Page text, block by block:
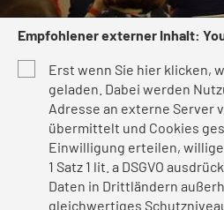
Empfohlener externer Inhalt:
Erst wenn Sie hier klicken,
geladen. Dabei werden
Adresse an externe Server
übermittelt und Cookies
Einwilligung erteilen,
1 Satz 1 lit. a DSGVO
Daten in Drittländern
gleichwertiges